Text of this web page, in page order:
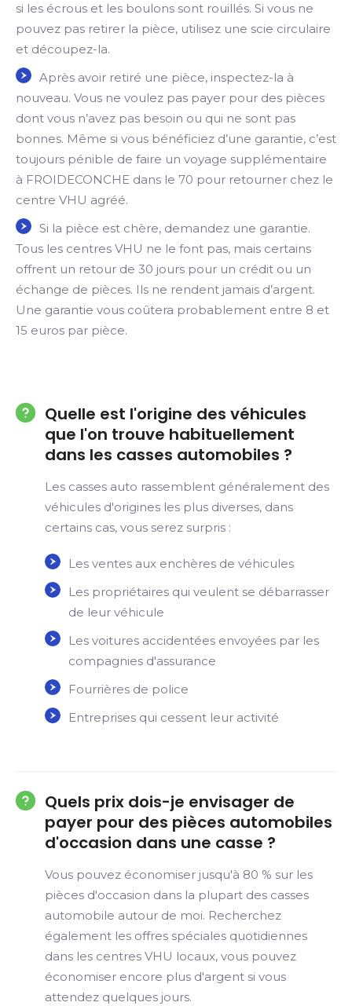
si les écrous et les boulons sont rouillés. Si vous ne
pouvez pas retirer la pièce, utilisez une scie circulaire
et découpez-la.
Après avoir retiré une pièce, inspectez-la à
nouveau. Vous ne voulez pas payer pour des pièces
dont vous n’avez pas besoin ou qui ne sont pas
bonnes. Même si vous bénéficiez d’une garantie, c’est
toujours pénible de faire un voyage supplémentaire
à FROIDECONCHE dans le 70 pour retourner chez le
centre VHU agréé.
Si la pièce est chère, demandez une garantie.
Tous les centres VHU ne le font pas, mais certains
offrent un retour de 30 jours pour un crédit ou un
échange de pièces. Ils ne rendent jamais d’argent.
Une garantie vous coûtera probablement entre 8 et
15 euros par pièce.
Quelle est l'origine des véhicules
que l'on trouve habituellement
dans les casses automobiles ?
Les casses auto rassemblent généralement des
véhicules d'origines les plus diverses, dans
certains cas, vous serez surpris :
Les ventes aux enchères de véhicules
Les propriétaires qui veulent se débarrasser
de leur véhicule
Les voitures accidentées envoyées par les
compagnies d'assurance
Fourrières de police
Entreprises qui cessent leur activité
Quels prix dois-je envisager de
payer pour des pièces automobiles
d'occasion dans une casse ?
Vous pouvez économiser jusqu'à 80 % sur les
pièces d'occasion dans la plupart des casses
automobile autour de moi. Recherchez
également les offres spéciales quotidiennes
dans les centres VHU locaux, vous pouvez
économiser encore plus d'argent si vous
attendez quelques jours.